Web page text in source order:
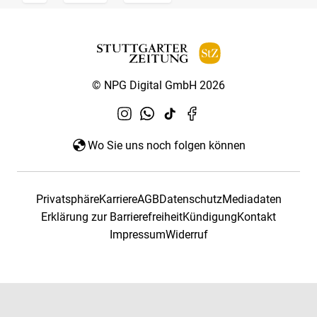
© NPG Digital GmbH 2026
Wo Sie uns noch folgen können
PrivatsphäreKarriereAGBDatenschutzMediadaten
Erklärung zur BarrierefreiheitKündigungKontakt
ImpressumWiderruf